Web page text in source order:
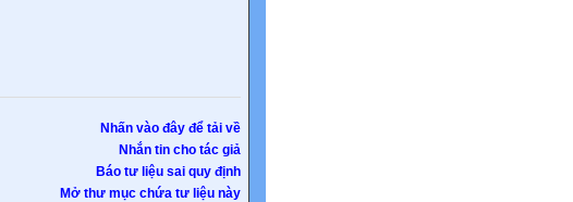
Nhấn vào đây để tải về
Nhắn tin cho tác giả
Báo tư liệu sai quy định
Mở thư mục chứa tư liệu này